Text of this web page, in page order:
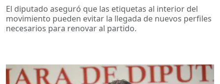
El diputado aseguró que las etiquetas al interior del
movimiento pueden evitar la llegada de nuevos perfiles
necesarios para renovar al partido.